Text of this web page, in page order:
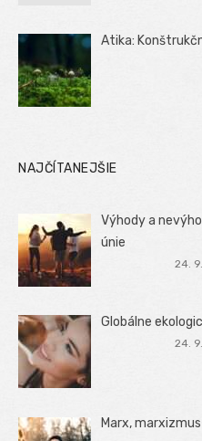
Atika:
NAJČÍTANEJŠIE
Výhody a
únie
24.
Globálne
24.
Marx,